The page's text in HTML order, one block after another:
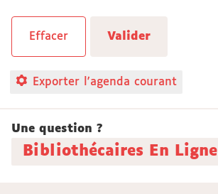
Exporter l'agenda courant
Une question ?
Bibliothécaires En Ligne